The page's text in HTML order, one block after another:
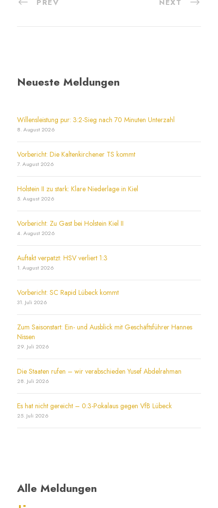
PREV NEXT
Neueste Meldungen
Willensleistung pur: 3:2-Sieg nach 70 Minuten Unterzahl
8. August 2026
Vorbericht: Die Kaltenkirchener TS kommt
7. August 2026
Holstein II zu stark: Klare Niederlage in Kiel
5. August 2026
Vorbericht: Zu Gast bei Holstein Kiel II
4. August 2026
Auftakt verpatzt: HSV verliert 1:3
1. August 2026
Vorbericht: SC Rapid Lübeck kommt
31. Juli 2026
Zum Saisonstart: Ein- und Ausblick mit Geschäftsführer Hannes
Nissen
29. Juli 2026
Die Staaten rufen – wir verabschieden Yusef Abdelrahman
28. Juli 2026
Es hat nicht gereicht – 0:3-Pokalaus gegen VfB Lübeck
25. Juli 2026
Alle Meldungen